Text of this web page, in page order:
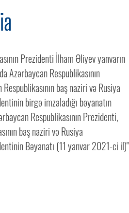
Prezidenti İlham Əliyev yanvarın
Azərbaycan Respublikasının
baş naziri və Rusiya
birgə imzaladığı bəyanatın
Respublikasının Prezidenti,
baş naziri və Rusiya
Bəyanatı (11 yanvar 2021-ci il)"